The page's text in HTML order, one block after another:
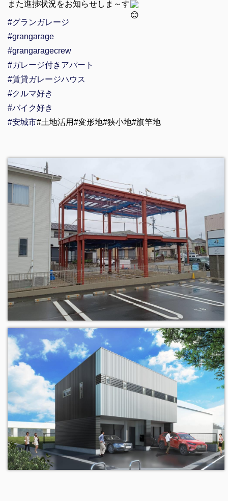
また進捗状況をお知らせしま～す
#グランガレージ
#grangarage
#grangaragecrew
#ガレージ付きアパート
#賃貸ガレージハウス
#クルマ好き
#バイク好き
#安城市#土地活用#変形地#狭小地#旗竿地